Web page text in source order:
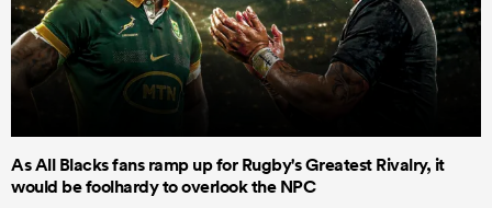
As All Blacks fans ramp up for Rugby's Greatest Rivalry, it
would be foolhardy to overlook the NPC